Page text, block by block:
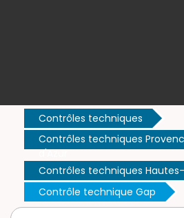
Contrôles techniques
Contrôles techniques
d'Azur
Contrôles techniques
Contrôle technique Gap